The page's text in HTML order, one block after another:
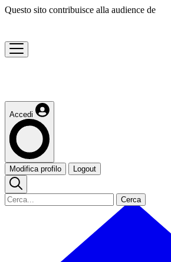
Questo sito contribuisce alla audience de
Accedi
Modifica profilo Logout
Cerca